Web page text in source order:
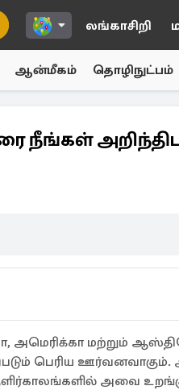
லங்காசிறி
ஆன்மீகம் தொழிநுட்பம்
நீங்கள்
அமெரிக்கா மற்றும்
பெரிய
அவை